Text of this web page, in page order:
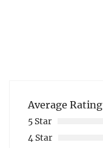
Average Rating
5 Star
4 Star